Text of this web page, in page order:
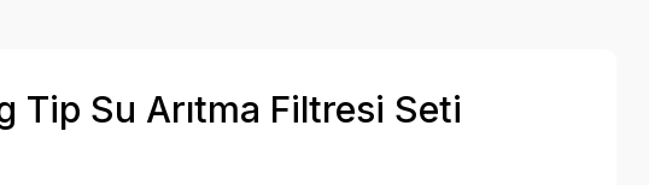
Şuan 3. ariticiyida
Tip Su Arıtma Filtresi Seti